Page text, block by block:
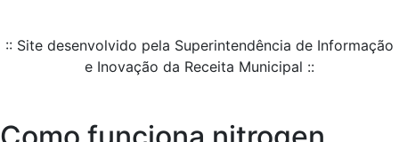
:: Site desenvolvido pela Superintendência de Informação
e Inovação da Receita Municipal ::